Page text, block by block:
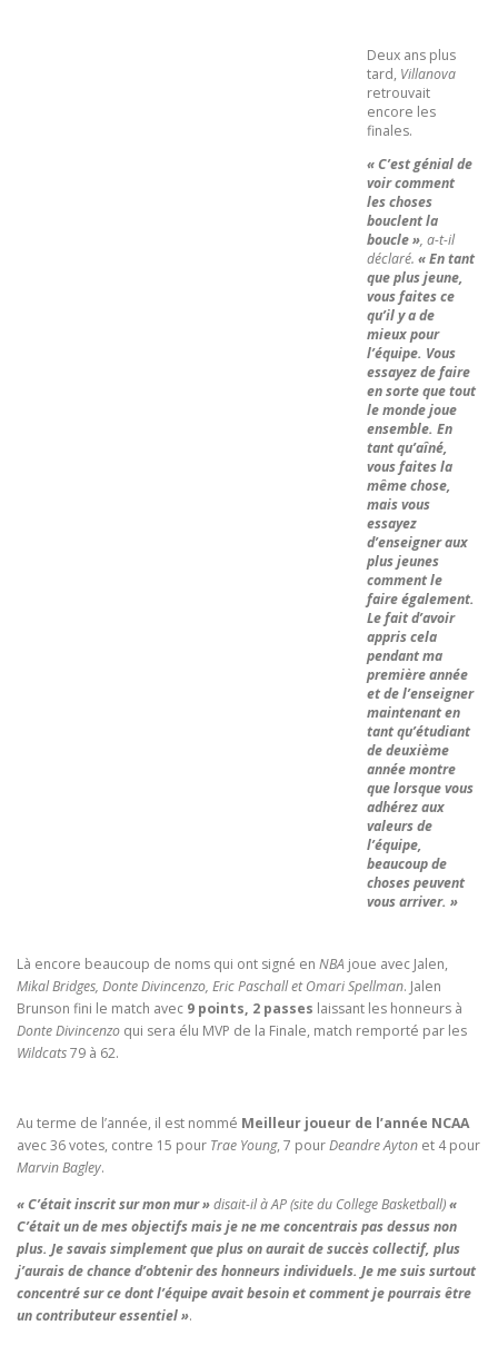
Deux ans plus
tard, Villanova
retrouvait
encore les
finales.
« C’est génial de
voir comment
les choses
bouclent la
boucle », a-t-il
déclaré. « En tant
que plus jeune,
vous faites ce
qu’il y a de
mieux pour
l’équipe. Vous
essayez de faire
en sorte que tout
le monde joue
ensemble. En
tant qu’aîné,
vous faites la
même chose,
mais vous
essayez
d’enseigner aux
plus jeunes
comment le
faire également.
Le fait d’avoir
appris cela
pendant ma
première année
et de l’enseigner
maintenant en
tant qu’étudiant
de deuxième
année montre
que lorsque vous
adhérez aux
valeurs de
l’équipe,
beaucoup de
choses peuvent
vous arriver. »
Là encore beaucoup de noms qui ont signé en NBA joue avec Jalen,
Mikal Bridges, Donte Divincenzo, Eric Paschall et Omari Spellman. Jalen
Brunson fini le match avec 9 points, 2 passes laissant les honneurs à
Donte Divincenzo qui sera élu MVP de la Finale, match remporté par les
Wildcats79 à 62.
Au terme de l’année, il est nommé Meilleur joueur de l’année NCAA
avec 36 votes, contre 15 pour Trae Young, 7 pourDeandre Ayton et 4 pour
Marvin Bagley.
« C’était inscrit sur mon mur »disait-il à AP (site du College Basketball)«
C’était un de mes objectifs mais je ne me concentrais pas dessus non
plus. Je savais simplement que plus on aurait de succès collectif, plus
j’aurais de chance d’obtenir des honneurs individuels. Je me suis surtout
concentré sur ce dont l’équipe avait besoin et comment je pourrais être
un contributeur essentiel ».